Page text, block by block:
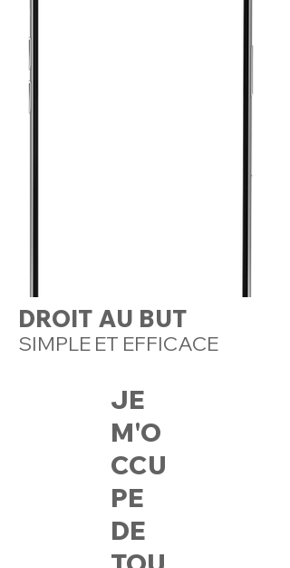
DROIT AU BUT
SIMPLE ET EFFICACE
JE
M'O
CCU
PE
DE